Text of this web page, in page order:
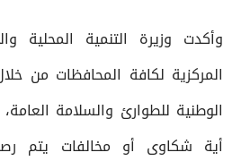
وأكدت وزيرة التنمية المحلية
المركزية لكافة المحافظات من
الوطنية للطوارئ والسلامة
أية شكاوى أو مخالفات يتم